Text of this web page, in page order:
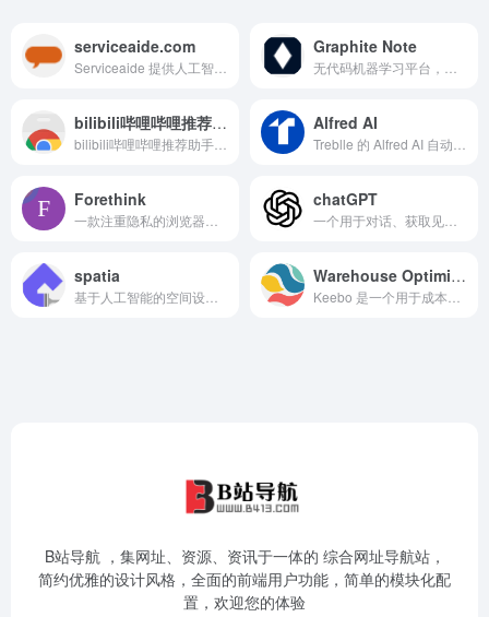
serviceaide.com Graphite Note
bilibili哔哩哔哩推荐助手 Alfred AI
Forethink chatGPT
spatia Warehouse Optimization
B站导航 ，集网址、资源、资讯于一体的 综合网址导航站，
简约优雅的设计风格，全面的前端用户功能，简单的模块化配
置，欢迎您的体验